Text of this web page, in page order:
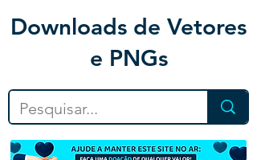
Downloads de Vetores
e PNGs